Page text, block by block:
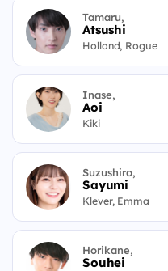
Tamaru,
Atsushi
Holland, Rogue
Inase,
Aoi
Kiki
Suzushiro,
Sayumi
Klever, Emma
Horikane,
Souhei